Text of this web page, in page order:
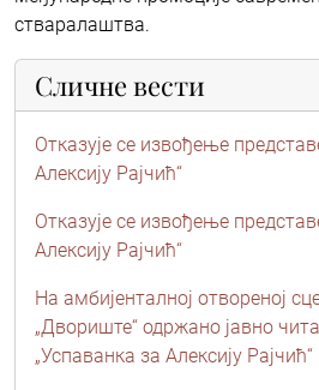
стваралаштва.
Сличне вести
Отказује се извођење
Алексију Рајчић“
Отказује се извођење
Алексију Рајчић“
На амбијенталној отвореној
„Двориште“ одржано јавно
„Успаванка за Алексију Рајчић“